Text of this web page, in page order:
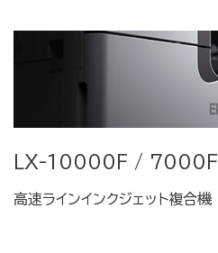
LX-10000F / 7000F
高速ラインインクジェット複合機